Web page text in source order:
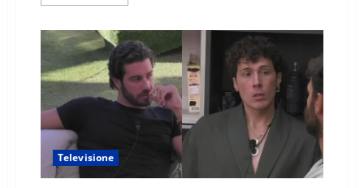
Televisione